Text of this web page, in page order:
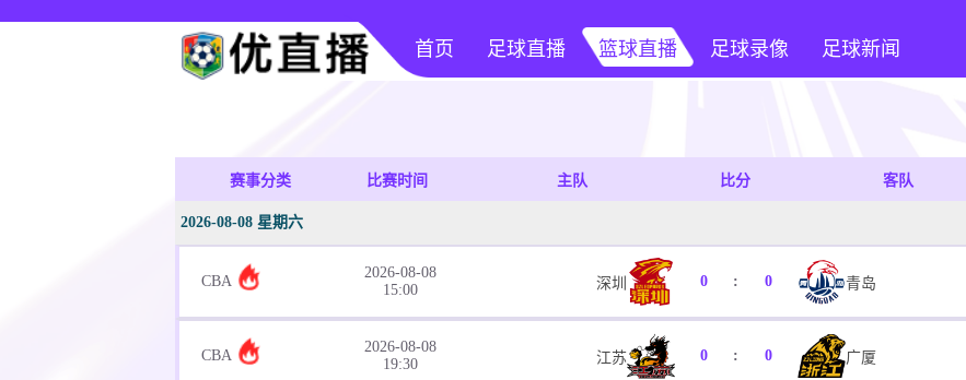
首页 足球直播 篮球直播 足球录像 足球新闻
赛事分类 比赛时间 主队 比分 客队
2026-08-08 星期六
CBA
2026-08-08
15:00
深圳 0 : 0 青岛
CBA
2026-08-08
19:30
江苏 0 : 0 广厦